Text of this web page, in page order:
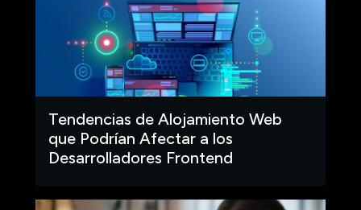
Tendencias de Alojamiento Web
que Podrían Afectar a los
Desarrolladores Frontend